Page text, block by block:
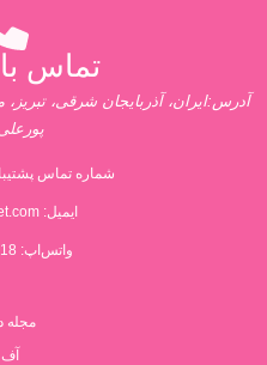
تماس
آدرس:ایران، آذربایجان شرقی، تبریز،
شماره تماس
ایمیل:
واتس‌اپ: 09306880318
مجله